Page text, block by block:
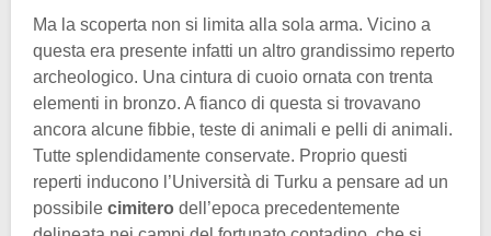
Ma la scoperta non si limita alla sola arma. Vicino a
questa era presente infatti un altro grandissimo reperto
archeologico. Una cintura di cuoio ornata con trenta
elementi in bronzo. A fianco di questa si trovavano
ancora alcune fibbie, teste di animali e pelli di animali.
Tutte splendidamente conservate. Proprio questi
reperti inducono l’Università di Turku a pensare ad un
possibile cimitero dell’epoca precedentemente